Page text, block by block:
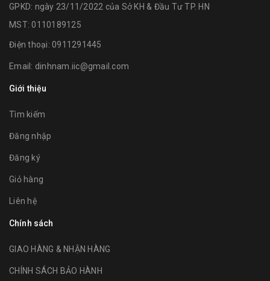
GPKD: ngày 23/11/2022 của Sở KH & Đầu Tư TP. HN
MST: 0110189125
Điện thoại: 0911291445
Email: dinhnam.iic@gmail.com
Giới thiệu
Tìm kiếm
Đăng nhập
Đăng ký
Giỏ hàng
Liên hệ
Chính sách
GIAO HÀNG & NHẬN HÀNG
CHÍNH SÁCH BẢO HÀNH